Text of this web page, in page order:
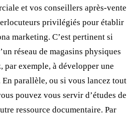
et vos conseillers après-vente
privilégiés pour établir
marketing. C’est pertinent si
réseau de magasins physiques
par exemple, à développer une
parallèle, ou si vous lancez tout
pouvez vous servir d’études de
ressource documentaire. Par